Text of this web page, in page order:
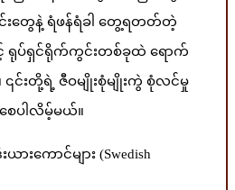
င်းတွေနဲ့ ရံဖန်ရံခါ တွေ့ရတတ်တဲ့
င့် ရုပ်ရှင်ရိုက်ကွင်းတစ်ခုထဲ ရောက်
၎င်းတို့ရဲ့ ဇီဝမျိုးစုံမျိုးကွဲ စုံလင်မှု
ပါလိမ့်မယ်။
ယားကောင်များ (Swedish